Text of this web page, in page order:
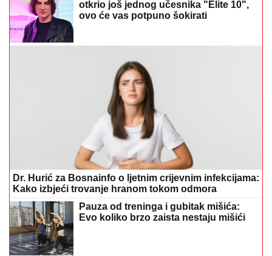
otkrio još jednog učesnika "Elite 10",
ovo će vas potpuno šokirati
Dr. Hurić za Bosnainfo o ljetnim crijevnim infekcijama:
Kako izbjeći trovanje hranom tokom odmora
Pauza od treninga i gubitak mišića:
Evo koliko brzo zaista nestaju mišići